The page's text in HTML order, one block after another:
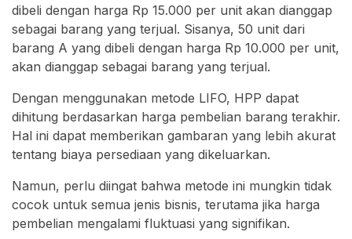
dibeli dengan harga Rp 15.000 per unit akan dianggap
sebagai barang yang terjual. Sisanya, 50 unit dari
barang A yang dibeli dengan harga Rp 10.000 per unit,
akan dianggap sebagai barang yang terjual.
Dengan menggunakan metode LIFO, HPP dapat
dihitung berdasarkan harga pembelian barang terakhir.
Hal ini dapat memberikan gambaran yang lebih akurat
tentang biaya persediaan yang dikeluarkan.
Namun, perlu diingat bahwa metode ini mungkin tidak
cocok untuk semua jenis bisnis, terutama jika harga
pembelian mengalami fluktuasi yang signifikan.